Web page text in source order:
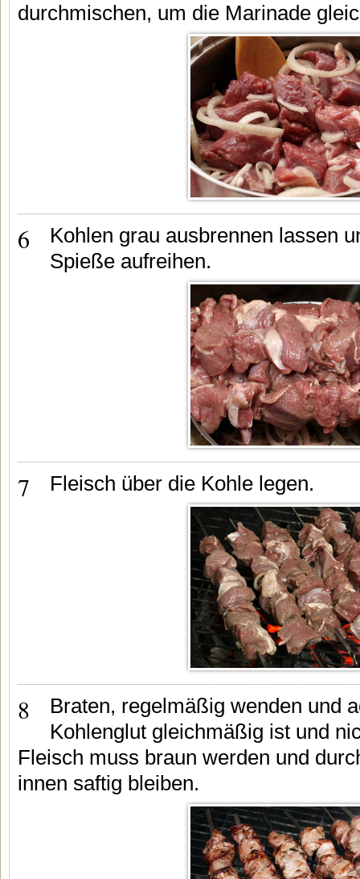
durchmischen, um die Marinade
6
Kohlen grau ausbrennen lassen
Spieße aufreihen.
7 Fleisch über die Kohle legen.
8
Braten, regelmäßig wenden und
Kohlenglut gleichmäßig ist und
Fleisch muss braun werden und
innen saftig bleiben.